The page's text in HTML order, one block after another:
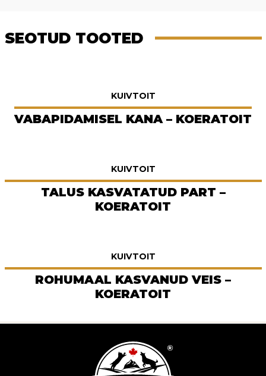
SEOTUD TOOTED
KUIVTOIT
VABAPIDAMISEL KANA – KOERATOIT
KUIVTOIT
TALUS KASVATATUD PART –
KOERATOIT
KUIVTOIT
ROHUMAAL KASVANUD VEIS –
KOERATOIT